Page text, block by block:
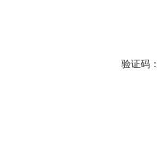
验证码